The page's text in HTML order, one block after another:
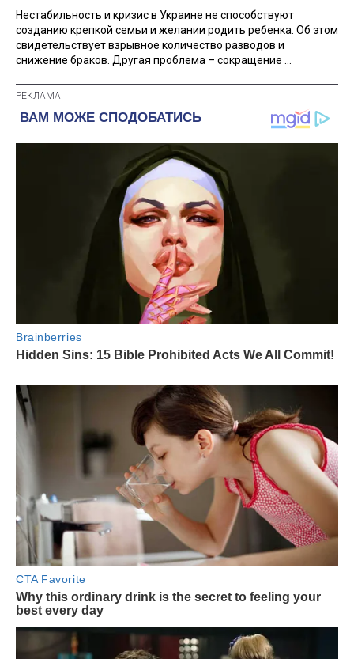
Нестабильность и кризис в Украине не способствуют
созданию крепкой семьи и желании родить ребенка. Об этом
свидетельствует взрывное количество разводов и
снижение браков. Другая проблема – сокращение ...